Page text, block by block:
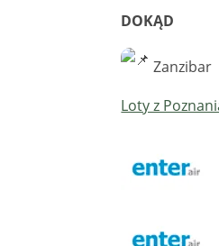
DOKĄD
Zanzibar
Loty z